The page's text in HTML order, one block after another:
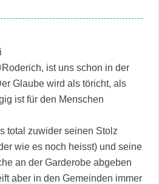
ist uns schon in der
Glaube wird als töricht, als
ist für den Menschen
total zuwider seinen Stolz
wie es noch heisst) und seine
an der Garderobe abgeben
aber in den Gemeinden immer